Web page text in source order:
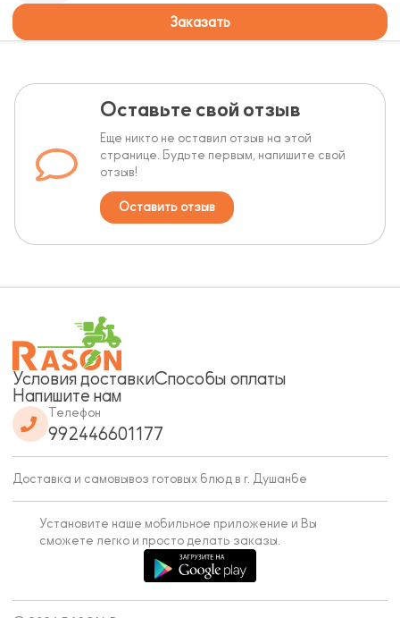
Заказать
Оставьте свой отзыв
Еще никто не оставил отзыв на этой
странице. Будьте первым, напишите свой
отзыв!
Оставить отзыв
Условия доставкиСпособы оплаты
Напишите нам
Телефон
992446601177
Доставка и самовывоз готовых блюд в г. Душанбе
Установите наше мобильное приложение и Вы
сможете легко и просто делать заказы.